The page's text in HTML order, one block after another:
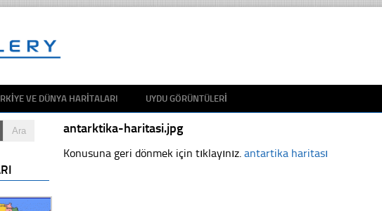
VE DÜNYA HARITALARI UYDU GÖRÜNTÜLERI
antarktika-haritasi.jpg
Konusuna geri dönmek için tıklayınız.antartika haritası